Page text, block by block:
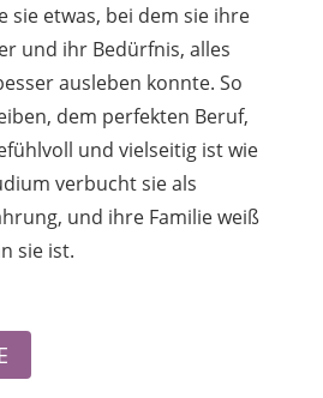
sie etwas, bei dem sie ihre
und ihr Bedürfnis, alles
ausleben konnte. So
dem perfekten Beruf,
und vielseitig ist wie
verbucht sie als
und ihre Familie weiß
sie ist.